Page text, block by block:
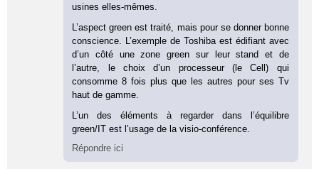
usines elles-mêmes.
L’aspect green est traité, mais pour se donner bonne
conscience. L’exemple de Toshiba est édifiant avec
d’un côté une zone green sur leur stand et de
l’autre, le choix d’un processeur (le Cell) qui
consomme 8 fois plus que les autres pour ses Tv
haut de gamme.
L’un des éléments à regarder dans l’équilibre
green/IT est l’usage de la visio-conférence.
Répondre ici